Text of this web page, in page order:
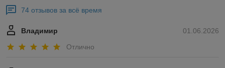
74 отзывов за всё время
01.06.2026
Владимир
Отлично